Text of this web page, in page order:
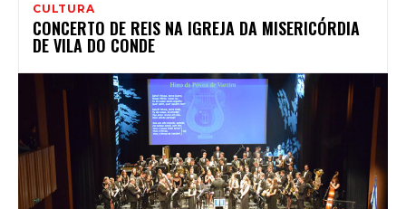
CULTURA
CONCERTO DE REIS NA IGREJA DA MISERICÓRDIA
DE VILA DO CONDE